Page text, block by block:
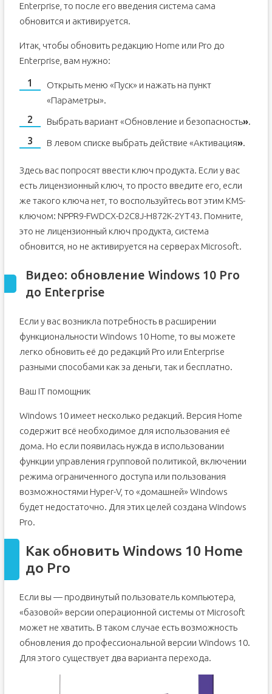
Enterprise, то после его введения система сама
обновится и активируется.
Итак, чтобы обновить редакцию Home или Pro до
Enterprise, вам нужно:
Открыть меню «Пуск» и нажать на пункт
«Параметры».
Выбрать вариант «Обновление и безопасность».
В левом списке выбрать действие «Активация».
Здесь вас попросят ввести ключ продукта. Если у вас
есть лицензионный ключ, то просто введите его, если
же такого ключа нет, то воспользуйтесь вот этим KMS-
ключом: NPPR9-FWDCX-D2C8J-H872K-2YT43. Помните,
это не лицензионный ключ продукта, система
обновится, но не активируется на серверах Microsoft.
Видео: обновление Windows 10 Pro
до Enterprise
Если у вас возникла потребность в расширении
функциональности Windows 10 Home, то вы можете
легко обновить её до редакций Pro или Enterprise
разными способами как за деньги, так и бесплатно.
Ваш IT помощник
Windows 10 имеет несколько редакций. Версия Home
содержит всё необходимое для использования её
дома. Но если появилась нужда в использовании
функции управления групповой политикой, включении
режима ограниченного доступа или пользования
возможностями Hyper-V, то «домашней» Windows
будет недостаточно. Для этих целей создана Windows
Pro.
Как обновить Windows 10 Home
до Pro
Если вы — продвинутый пользователь компьютера,
«базовой» версии операционной системы от Microsoft
может не хватить. В таком случае есть возможность
обновления до профессиональной версии Windows 10.
Для этого существует два варианта перехода.